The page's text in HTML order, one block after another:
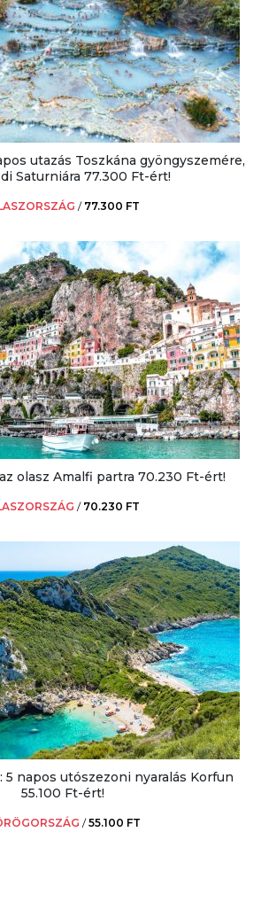
utazás Toszkána gyöngyszemére,
Saturniára 77.300 Ft-ért!
/ 77.300 FT
olasz Amalfi partra 70.230 Ft-ért!
/ 70.230 FT
5 napos utószezoni nyaralás Korfun
55.100 Ft-ért!
/55.100 FT